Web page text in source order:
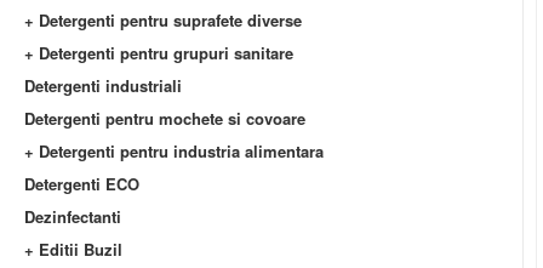
+ Detergenti pentru suprafete diverse
+ Detergenti pentru grupuri sanitare
Detergenti industriali
Detergenti pentru mochete si covoare
+ Detergenti pentru industria alimentara
Detergenti ECO
Dezinfectanti
+ Editii Buzil